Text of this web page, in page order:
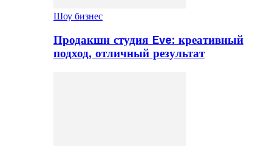
Шоу бизнес
Продакшн студия Eve: креативный
подход, отличный результат